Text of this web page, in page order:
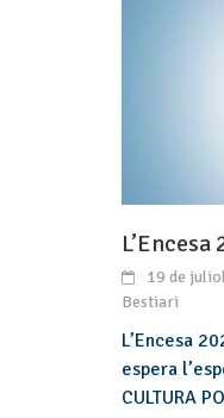
19 de
Bestiari
L’Encesa
espera
CULTURA